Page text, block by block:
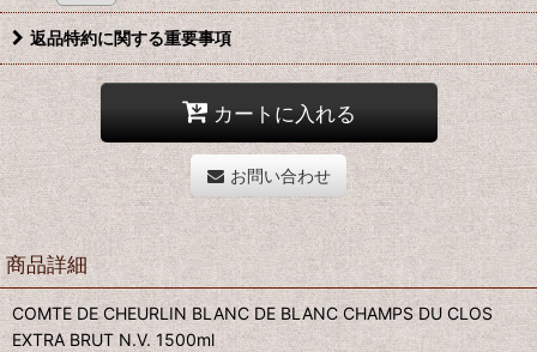
返品特約に関する重要事項
カートに入れる
お問い合わせ
商品詳細
COMTE DE CHEURLIN BLANC DE BLANC CHAMPS DU CLOS
EXTRA BRUT N.V. 1500ml